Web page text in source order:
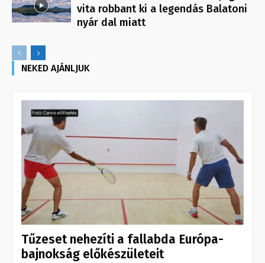
vita robbant ki a legendás Balatoni
nyár dal miatt
NEKED AJÁNLJUK
Tűzeset nehezíti a fallabda Európa-
bajnokság előkészületeit